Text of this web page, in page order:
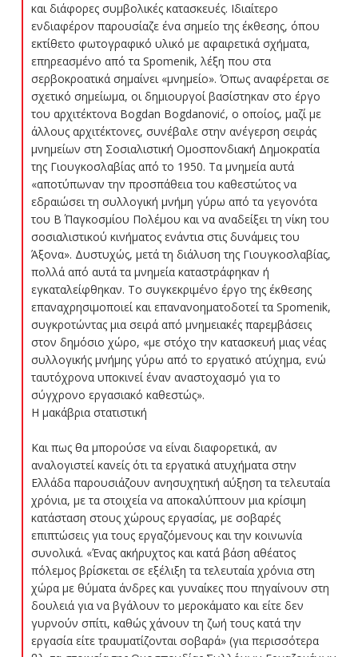
και διάφορες συμβολικές κατασκευές. Ιδιαίτερο
ενδιαφέρον παρουσίαζε ένα σημείο της έκθεσης, όπου
εκτίθετο φωτογραφικό υλικό με αφαιρετικά σχήματα,
επηρεασμένο από τα Spomenik, λέξη που στα
σερβοκροατικά σημαίνει «μνημείο». Όπως αναφέρεται σε
σχετικό σημείωμα, οι δημιουργοί βασίστηκαν στο έργο
του αρχιτέκτονα Bogdan Bogdanović, ο οποίος, μαζί με
άλλους αρχιτέκτονες, συνέβαλε στην ανέγερση σειράς
μνημείων στη Σοσιαλιστική Ομοσπονδιακή Δημοκρατία
της Γιουγκοσλαβίας από το 1950. Τα μνημεία αυτά
«αποτύπωναν την προσπάθεια του καθεστώτος να
εδραιώσει τη συλλογική μνήμη γύρω από τα γεγονότα
του Β΄ Παγκοσμίου Πολέμου και να αναδείξει τη νίκη του
σοσιαλιστικού κινήματος ενάντια στις δυνάμεις του
Άξονα». Δυστυχώς, μετά τη διάλυση της Γιουγκοσλαβίας,
πολλά από αυτά τα μνημεία καταστράφηκαν ή
εγκαταλείφθηκαν. Το συγκεκριμένο έργο της έκθεσης
επαναχρησιμοποιεί και επανανοηματοδοτεί τα Spomenik,
συγκροτώντας μια σειρά από μνημειακές παρεμβάσεις
στον δημόσιο χώρο, «με στόχο την κατασκευή μιας νέας
συλλογικής μνήμης γύρω από το εργατικό ατύχημα, ενώ
ταυτόχρονα υποκινεί έναν αναστοχασμό για το
σύγχρονο εργασιακό καθεστώς».
Η μακάβρια στατιστική
Και πως θα μπορούσε να είναι διαφορετικά, αν
αναλογιστεί κανείς ότι τα εργατικά ατυχήματα στην
Ελλάδα παρουσιάζουν ανησυχητική αύξηση τα τελευταία
χρόνια, με τα στοιχεία να αποκαλύπτουν μια κρίσιμη
κατάσταση στους χώρους εργασίας, με σοβαρές
επιπτώσεις για τους εργαζόμενους και την κοινωνία
συνολικά. «Ένας ακήρυχτος και κατά βάση αθέατος
πόλεμος βρίσκεται σε εξέλιξη τα τελευταία χρόνια στη
χώρα με θύματα άνδρες και γυναίκες που πηγαίνουν στη
δουλειά για να βγάλουν το μεροκάματο και είτε δεν
γυρνούν σπίτι, καθώς χάνουν τη ζωή τους κατά την
εργασία είτε τραυματίζονται σοβαρά» (για περισσότερα